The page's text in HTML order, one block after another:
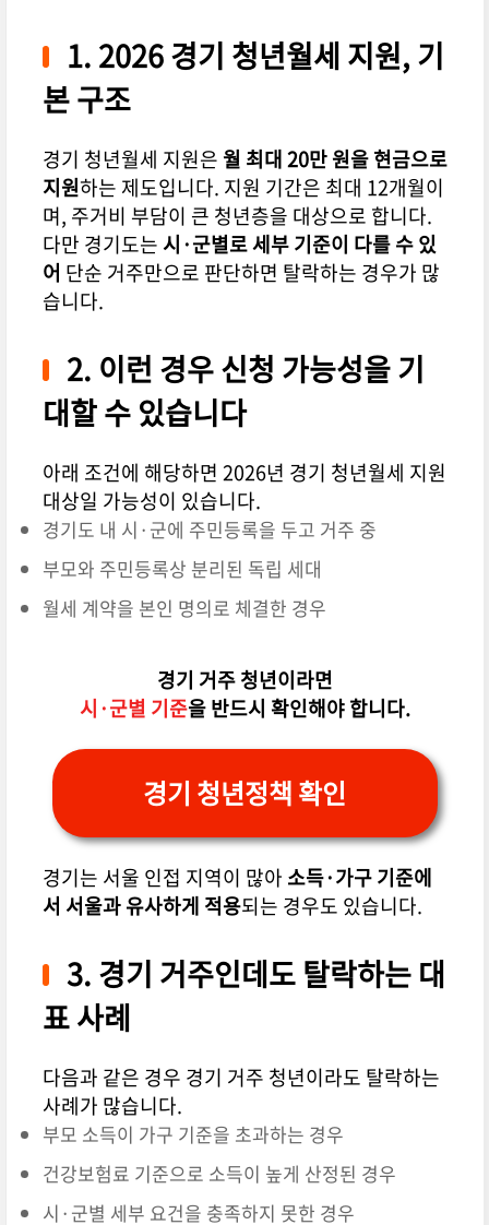
1. 2026 경기 청년월세 지원, 기
본 구조
경기 청년월세 지원은 월 최대 20만 원을 현금으로
지원하는 제도입니다. 지원 기간은 최대 12개월이
며, 주거비 부담이 큰 청년층을 대상으로 합니다.
다만 경기도는시·군별로 세부 기준이 다를 수 있
어 단순 거주만으로 판단하면 탈락하는 경우가 많
습니다.
2. 이런 경우 신청 가능성을 기
대할 수 있습니다
아래 조건에 해당하면 2026년 경기 청년월세 지원
대상일 가능성이 있습니다.
경기도 내 시·군에 주민등록을 두고 거주 중
부모와 주민등록상 분리된 독립 세대
월세 계약을 본인 명의로 체결한 경우
경기 거주 청년이라면
시·군별 기준을 반드시 확인해야 합니다.
경기 청년정책 확인
경기는 서울 인접 지역이 많아 소득·가구 기준에
서 서울과 유사하게 적용되는 경우도 있습니다.
3. 경기 거주인데도 탈락하는 대
표 사례
다음과 같은 경우 경기 거주 청년이라도 탈락하는
사례가 많습니다.
부모 소득이 가구 기준을 초과하는 경우
건강보험료 기준으로 소득이 높게 산정된 경우
시·군별 세부 요건을 충족하지 못한 경우